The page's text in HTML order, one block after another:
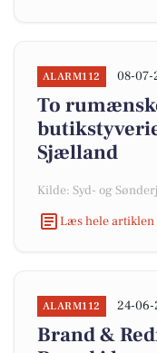
ALARM112 08-07-
To
Sjælland
Kilde: Syd- og
Læs hele artiklen
ALARM112 24-06-
Brand &